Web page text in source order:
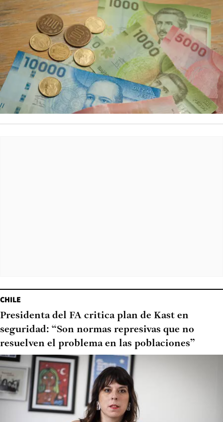
CHILE
Presidenta del FA critica plan de Kast en
seguridad: “Son normas represivas que no
resuelven el problema en las poblaciones”